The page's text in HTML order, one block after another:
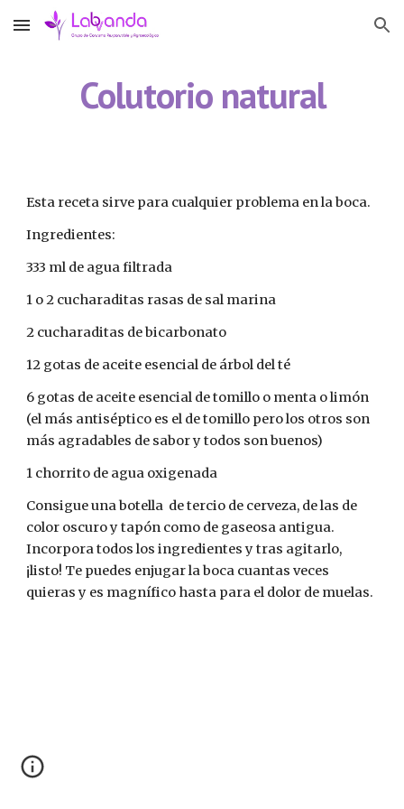
Skip to main content Skip to navigation
Colutorio natural
Esta receta sirve para cualquier problema en la boca.
Ingredientes:
333 ml de agua filtrada
1 o 2 cucharaditas rasas de sal marina
2 cucharaditas de bicarbonato
12 gotas de aceite esencial de árbol del té
6 gotas de aceite esencial de tomillo o menta o limón
(el más antiséptico es el de tomillo pero los otros son
más agradables de sabor y todos son buenos)
1 chorrito de agua oxigenada
Consigue una botella  de tercio de cerveza, de las de
color oscuro y tapón como de gaseosa antigua.
Incorpora todos los ingredientes y tras agitarlo,
¡listo! Te puedes enjugar la boca cuantas veces
quieras y es magnífico hasta para el dolor de muelas.​